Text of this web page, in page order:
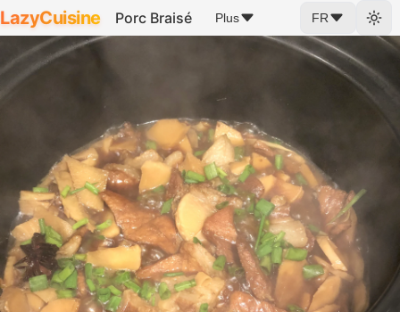
LazyCuisine Porc Braisé Plus FR